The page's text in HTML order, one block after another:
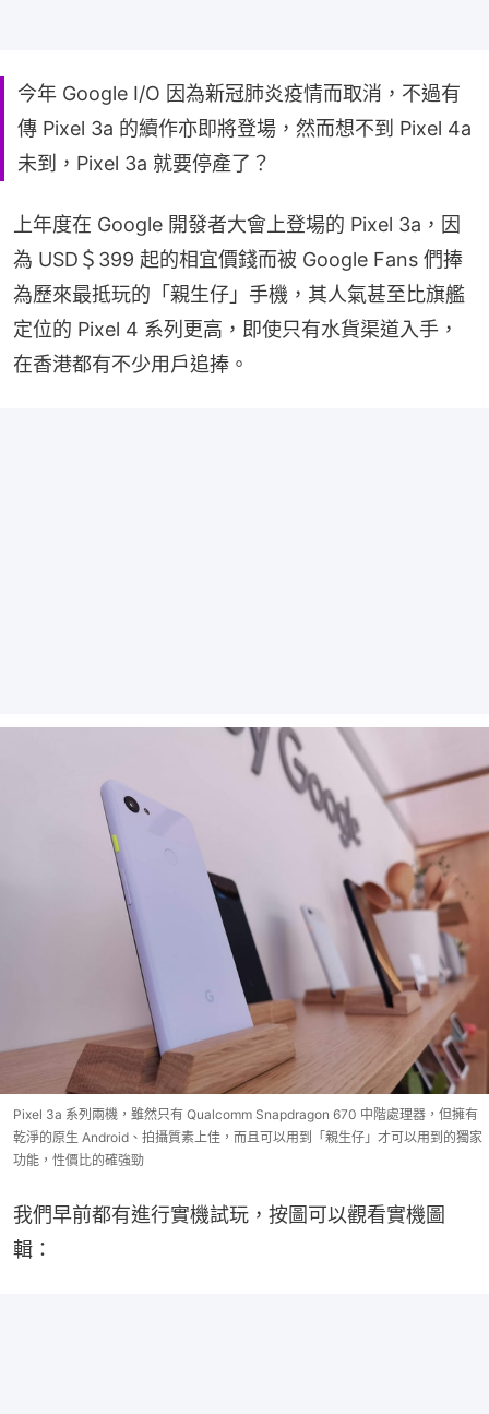
今年 Google I/O 因為新冠肺炎疫情而取消，不過有
傳 Pixel 3a 的續作亦即將登場，然而想不到 Pixel 4a
未到，Pixel 3a 就要停產了？
上年度在 Google 開發者大會上登場的 Pixel 3a，因
為 USD＄399 起的相宜價錢而被 Google Fans 們捧
為歷來最抵玩的「親生仔」手機，其人氣甚至比旗艦
定位的 Pixel 4 系列更高，即使只有水貨渠道入手，
在香港都有不少用戶追捧。
Pixel 3a 系列兩機，雖然只有 Qualcomm Snapdragon 670 中階處理器，但擁有
乾淨的原生 Android、拍攝質素上佳，而且可以用到「親生仔」才可以用到的獨家
功能，性價比的確強勁
我們早前都有進行實機試玩，按圖可以觀看實機圖
輯：